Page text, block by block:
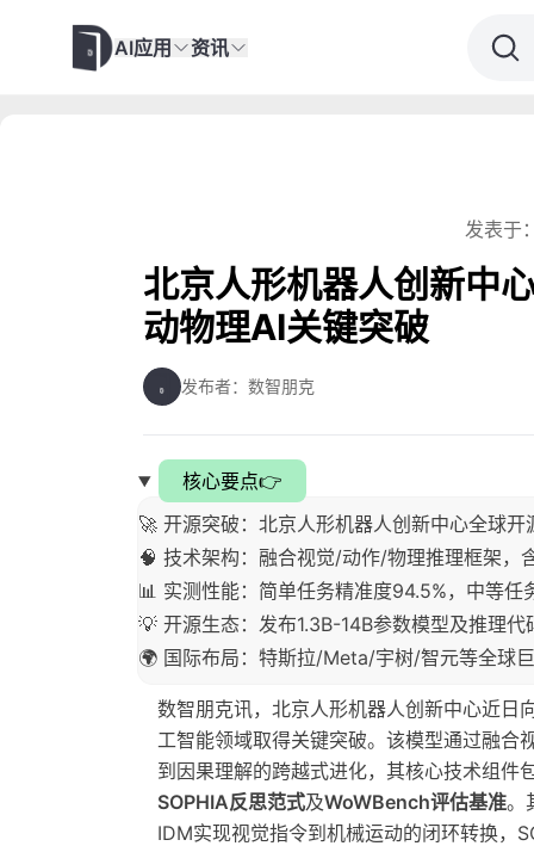
AI应用 资讯
发表于
北京人形机器人创新中
动物理AI关键突破
发布者：数智朋克
核心要点👉
🚀 开源突破：北京人形机器人创新中心全球开
🧠 技术架构：融合视觉/动作/物理推理框架，
📊 实测性能：简单任务精准度94.5%，中等任
💡 开源生态：发布1.3B-14B参数模型及推理
🌍 国际布局：特斯拉/Meta/宇树/智元等全球
数智朋克讯，北京人形机器人创新中心近日
工智能领域取得关键突破。该模型通过融合
到因果理解的跨越式进化，其核心技术组件
SOPHIA反思范式及WoWBench评估基准。
IDM实现视觉指令到机械运动的闭环转换，